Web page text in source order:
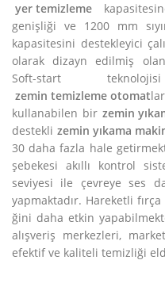
yer temizleme
genişliği ve 1200 mm
kapasitesini destekleyici
olarak dizayn edilmiş
Soft-start
zemin temizleme otomat
kullanabilen bir zemin
desteklizemin yıkama
30 daha fazla hale
şebekesi akıllı kontrol
seviyesi ile çevreye ses
yapmaktadır. Hareketli fırça
ğini daha etkin
alışveriş merkezleri,
efektif ve kaliteli temizliği